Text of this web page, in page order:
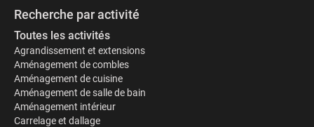
Recherche par activité
Toutes les activités
Agrandissement et extensions
Aménagement de combles
Aménagement de cuisine
Aménagement de salle de bain
Aménagement intérieur
Carrelage et dallage